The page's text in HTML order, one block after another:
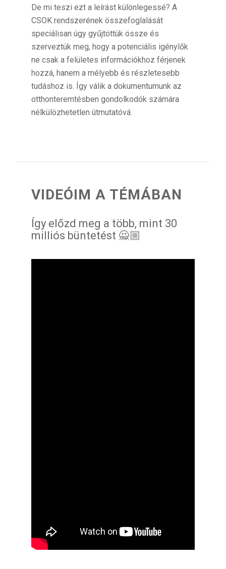
De mi teszi ezt a leírást különlegessé? A
CSOK rendszerének összefoglalását
speciálisan úgy gyűjtöttük össze és
szerveztük meg, hogy a potenciális igénylők
ne csak a felületes információkhoz férjenek
hozzá, hanem a mélyebb és részletesebb
tudáshoz is. Így válik a dokumentumunk az
otthonteremtésben gondolkodók számára
nélkülözhetetlen útmutatóvá.
VIDEÓIM A TÉMÁBAN
Így előzd meg a több, mint 30
milliós büntetést 🙅🏼